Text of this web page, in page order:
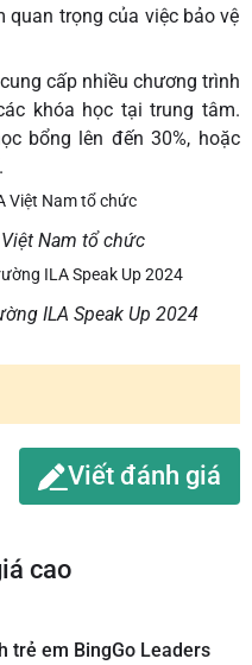
cao
trẻ em BingGo Leaders
quan trọng của việc bảo vệ
cấp nhiều chương trình
khóa học tại trung tâm.
bổng lên đến 30%, hoặc
Nam tổ chức
ILA Speak Up 2024
Viết đánh giá